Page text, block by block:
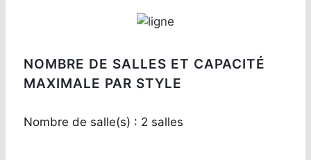
NOMBRE DE SALLES ET CAPACITÉ
MAXIMALE PAR STYLE
Nombre de salle(s) : 2 salles